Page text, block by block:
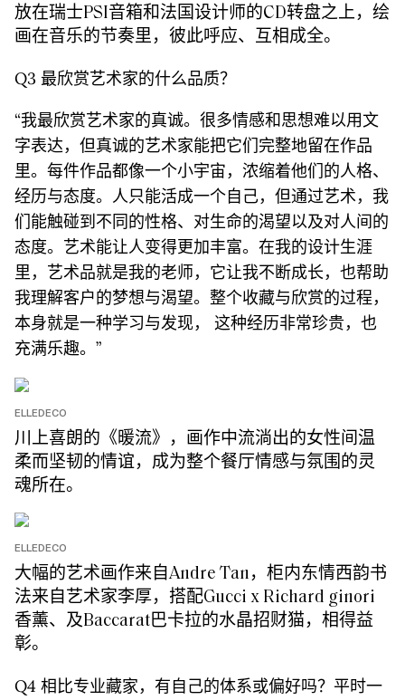
放在瑞士PSI音箱和法国设计师的CD转盘之上，绘
画在音乐的节奏里，彼此呼应、互相成全。
Q3 最欣赏艺术家的什么品质？
“我最欣赏艺术家的真诚。很多情感和思想难以⽤⽂
字表达，但真诚的艺术家能把它们完整地留在作品
⾥。每件作品都像⼀个⼩宇宙，浓缩着他们的⼈格、
经历与态度。⼈只能活成⼀个⾃⼰，但通过艺术，我
们能触碰到不同的性格、对⽣命的渴望以及对⼈间的
态度。艺术能让⼈变得更加丰富。在我的设计⽣涯
⾥，艺术品就是我的⽼师，它让我不断成⻓，也帮助
我理解客户的梦想与渴望。整个收藏与欣赏的过程，
本身就是⼀种学习与发现， 这种经历⾮常珍贵，也
充满乐趣。”
ELLEDECO
川上喜朗的《暖流》，画作中流淌出的女性间温
柔而坚韧的情谊，成为整个餐厅情感与氛围的灵
魂所在。
ELLEDECO
大幅的艺术画作来自Andre Tan，柜内东情西韵书
法来自艺术家李厚，搭配Gucci x Richard ginori
香薰、及Baccarat巴卡拉的水晶招财猫，相得益
彰。
Q4 相比专业藏家，有自己的体系或偏好吗？平时一